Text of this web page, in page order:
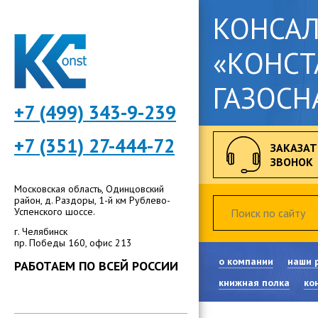
+7 (499) 343-9-239
+7 (351) 27-444-72
Московская область, Одинцовский
район, д. Раздоры, 1-й км Рублево-
Успенского шоссе.
г. Челябинск
пр. Победы 160, офис 213
РАБОТАЕМ ПО ВСЕЙ РОССИИ
ЗВОНОК
о компании
наши
книжная полка